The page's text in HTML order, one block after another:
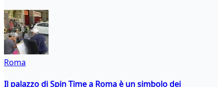
Roma
Il palazzo di Spin Time a Roma è un simbolo dei